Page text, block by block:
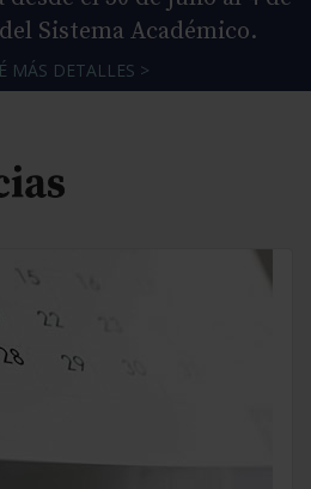
Sistema Académico.
MÁS DETALLES >